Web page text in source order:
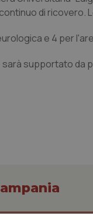
di ricovero.
e 4 per
supportato